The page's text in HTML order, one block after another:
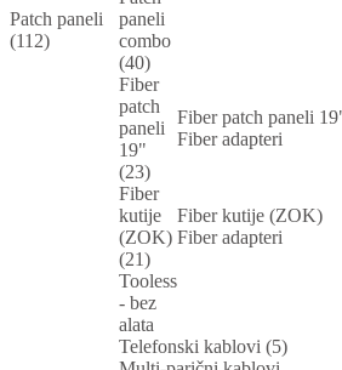
Patch paneli
(112)
paneli
combo
(40)
Fiber
patch
paneli
19"
(23)
Fiber patch paneli
Fiber adapteri
Fiber
kutije
(ZOK)
(21)
Fiber kutije (ZOK)
Fiber adapteri
Tooless
- bez
alata
Telefonski kablovi (5)